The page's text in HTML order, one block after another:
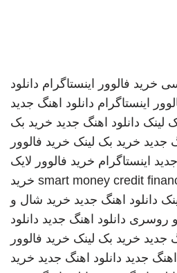
خرید فالوور اینستاگرام دانلود
اینستاگرام دانلود اهنگ جدید
لینک دانلود اهنگ جدید خرید بک
جدید خرید بک لینک خرید فالوور
اینستاگرام خرید فالوور لایک
smart money credit خرید
دانلود اهنگ جدید خرید شال و
روسری دانلود اهنگ جدید دانلود
جدید خرید بک لینک خرید فالوور
اهنگ جدید دانلود اهنگ جدید خرید